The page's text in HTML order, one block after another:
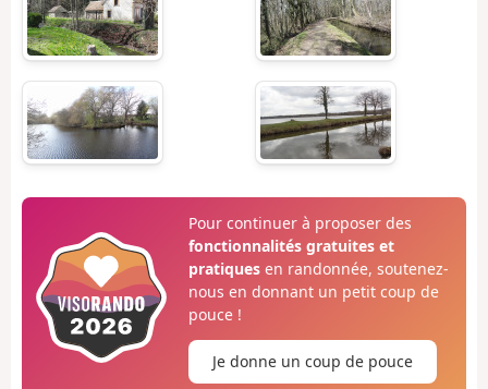
Pour continuer à proposer des
fonctionnalités gratuites et
pratiquesen randonnée, soutenez-
nous en donnant un petit coup de
pouce !
Je donne un coup de pouce